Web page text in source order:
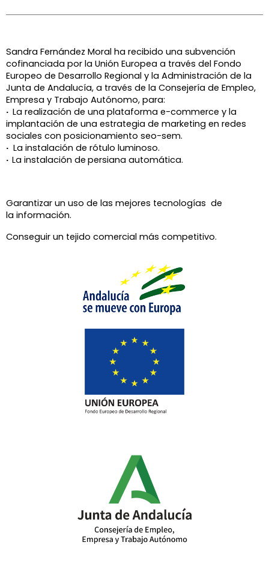
Sandra Fernández Moral ha recibido una subvención
cofinanciada por la Unión Europea a través del Fondo
Europeo de Desarrollo Regional y la Administración de la
Junta de Andalucía, a través de la Consejería de Empleo,
Empresa y Trabajo Autónomo, para:
· La realización de una plataforma e-commerce y la
implantación de una estrategia de marketing en redes
sociales con posicionamiento seo-sem.
· La instalación de rótulo luminoso.
· La instalación de persiana automática.
Garantizar un uso de las mejores tecnologías de
la información.
Conseguir un tejido comercial más competitivo.